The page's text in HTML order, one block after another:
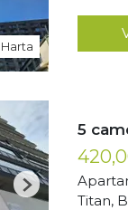
Harta
Next
5
Titan,